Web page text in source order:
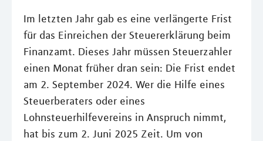
Im letzten Jahr gab es eine verlängerte Frist
für das Einreichen der Steuererklärung beim
Finanzamt. Dieses Jahr müssen Steuerzahler
einen Monat früher dran sein: Die Frist endet
am 2. September 2024. Wer die Hilfe eines
Steuerberaters oder eines
Lohnsteuerhilfevereins in Anspruch nimmt,
hat bis zum 2. Juni 2025 Zeit. Um von